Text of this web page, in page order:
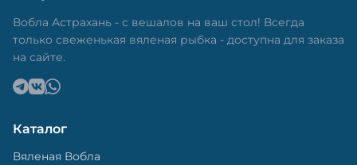
теряла влагу. Вяленая вобла — это не просто
вкусная еда, но и пример того, как можно сочетать
старые рецепты и современные технологии. Её
можно есть с напитками, и это будет очень вкусно.
Вобла Астрахань - с вешалов на ваш стол! Всегда
только свеженькая вяленая рыбка - доступна для заказа
на сайте.
Каталог
Вяленая Вобла